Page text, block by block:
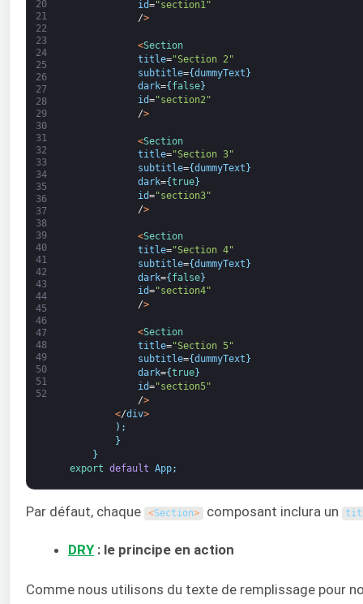
20
21
22
23
24
25
26
27
28
29
30
31
32
33
34
35
36
37
38
39
40
41
42
43
44
45
46
47
48
49
50
51
52
id="section1"
/>
<Section
title="Section 2"
subtitle={dummyText}
dark={ false}
id="section2"
/>
<Section
title="Section 3"
subtitle={dummyText }
dark={true}
id="section3"
/>
<Section
title="Section 4"
subtitle={dummyText}
dark={false}
id="section4"
/>
<Section
title="Section 5"
subtitle={dummyText }
dark={true}
id="section5"
/>
</div>
) ;
}
}
export default App;
Par défaut, chaque <Section> composant inclura un
DRY: le principe en action
Comme nous utilisons du texte de remplissage pour